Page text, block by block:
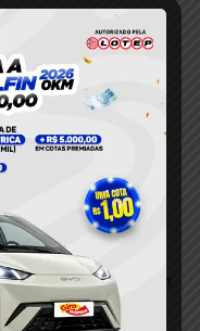
após tentativa de furto
bairro Bom Remédio,
imobiliza
assalto em
tentar invadir
Boa Esperança, em